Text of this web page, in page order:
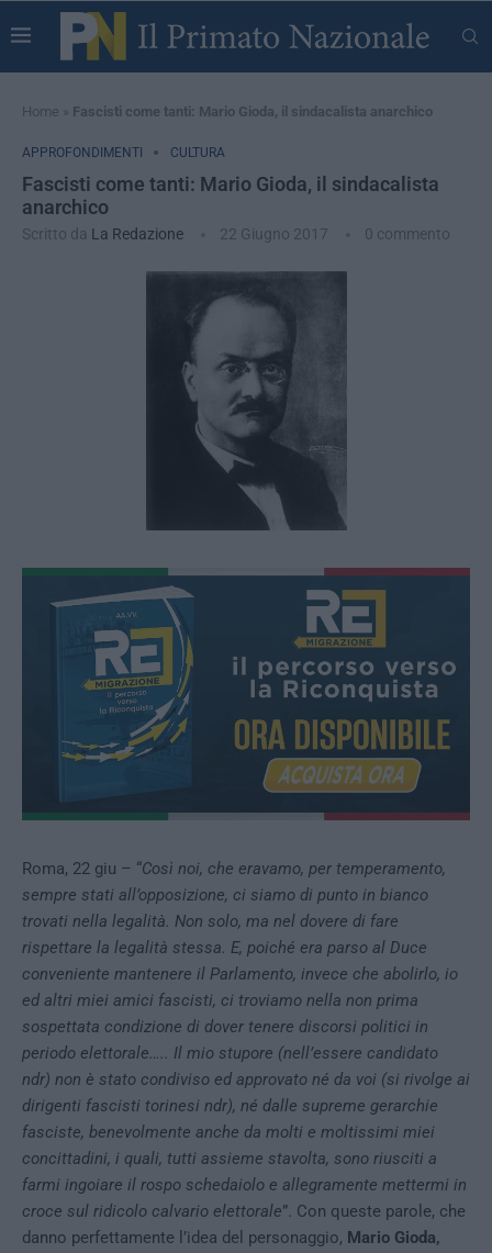
Home » Fascisti come tanti: Mario Gioda, il sindacalista anarchico
APPROFONDIMENTI CULTURA
Fascisti come tanti: Mario Gioda, il sindacalista
anarchico
Scritto da La Redazione 22 Giugno 2017 0 commento
Roma, 22 giu – “Così noi, che eravamo, per temperamento,
sempre stati all’opposizione, ci siamo di punto in bianco
trovati nella legalità. Non solo, ma nel dovere di fare
rispettare la legalità stessa. E, poiché era parso al Duce
conveniente mantenere il Parlamento, invece che abolirlo, io
ed altri miei amici fascisti, ci troviamo nella non prima
sospettata condizione di dover tenere discorsi politici in
periodo elettorale….. Il mio stupore (nell’essere candidato
ndr) non è stato condiviso ed approvato né da voi (si rivolge ai
dirigenti fascisti torinesi ndr), né dalle supreme gerarchie
fasciste, benevolmente anche da molti e moltissimi miei
concittadini, i quali, tutti assieme stavolta, sono riusciti a
farmi ingoiare il rospo schedaiolo e allegramente mettermi in
croce sul ridicolo calvario elettorale”. Con queste parole, che
danno perfettamente l’idea del personaggio, Mario Gioda,